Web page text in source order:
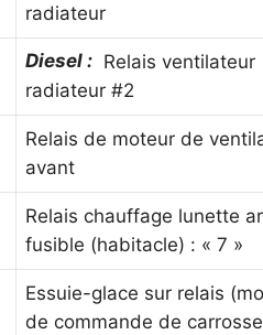
radiateur
Diesel : Relais ventilateur
radiateur #2
Relais de moteur de
avant
Relais chauffage lunette
fusible (habitacle) : « 7 »
Essuie-glace sur relais
de commande de